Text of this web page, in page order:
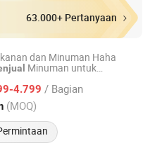
63.000+ Pertanyaan
dan Minuman Haha
Minuman untuk
4.799 / Bagian
(MOQ)
Co., Ltd.
Harga mulai 2026